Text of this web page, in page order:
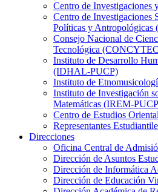
Centro de Investigaciones
Centro de Investigaciones
Políticas y Antropológicas
Consejo Nacional de
Tecnológica
Instituto de Desarrollo
(IDHAL-PUCP)
Instituto de
Instituto de Investigación
Matemáticas (IREM-
Centro de Estudios
Representantes
Direcciones
Oficina Central de
Dirección de Asuntos
Dirección de Informática
Dirección de Educación